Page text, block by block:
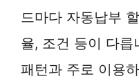
드마다 자동납부
율, 조건 등이 다릅
패턴과 주로 이용